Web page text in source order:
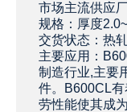
市场主流供应
规格：厚度
交货状态：热
主要应用：
制造行业,主要
件。B600CL
劳性能使其成